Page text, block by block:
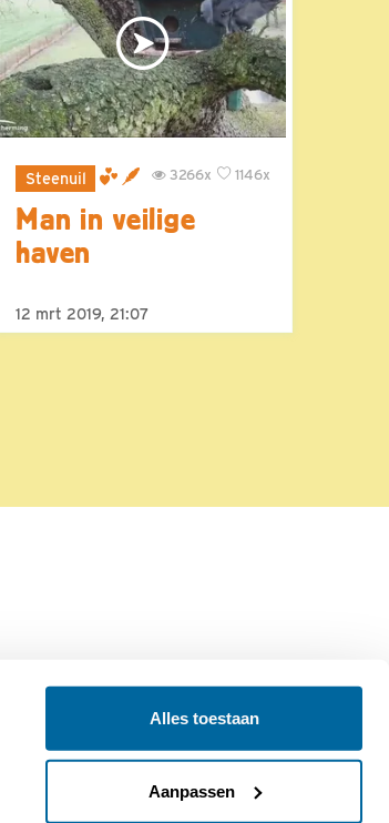
Alles toestaan
Aanpassen
Steenuil 1146x
3266x
Man in veilige
haven
12 mrt 2019, 21:07
Colofon